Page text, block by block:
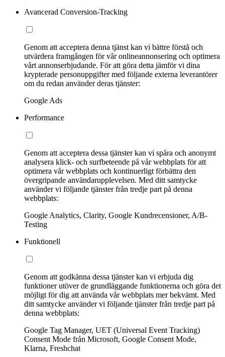
Avancerad Conversion-Tracking
Genom att acceptera denna tjänst kan vi bättre förstå och
utvärdera framgången för vår onlineannonsering och optimera
vårt annonserbjudande. För att göra detta jämför vi dina
krypterade personuppgifter med följande externa leverantörer
om du redan använder deras tjänster:
Google Ads
Performance
Genom att acceptera dessa tjänster kan vi spåra och anonymt
analysera klick- och surfbeteende på vår webbplats för att
optimera vår webbplats och kontinuerligt förbättra den
övergripande användarupplevelsen. Med ditt samtycke
använder vi följande tjänster från tredje part på denna
webbplats:
Google Analytics, Clarity, Google Kundrecensioner, A/B-
Testing
Funktionell
Genom att godkänna dessa tjänster kan vi erbjuda dig
funktioner utöver de grundläggande funktionerna och göra det
möjligt för dig att använda vår webbplats mer bekvämt. Med
ditt samtycke använder vi följande tjänster från tredje part på
denna webbplats:
Google Tag Manager, UET (Universal Event Tracking)
Consent Mode från Microsoft, Google Consent Mode,
Klarna, Freshchat